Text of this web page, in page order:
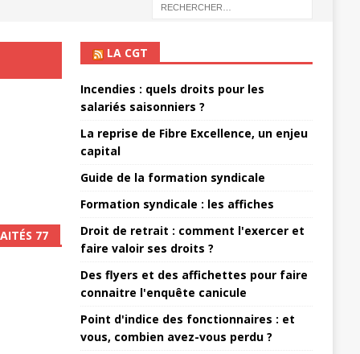
77
LA CGT
Incendies : quels droits pour les
salariés saisonniers ?
La reprise de Fibre Excellence, un enjeu
capital
Guide de la formation syndicale
Formation syndicale : les affiches
Droit de retrait : comment l'exercer et
faire valoir ses droits ?
Des flyers et des affichettes pour faire
connaitre l'enquête canicule
Point d'indice des fonctionnaires : et
vous, combien avez-vous perdu ?